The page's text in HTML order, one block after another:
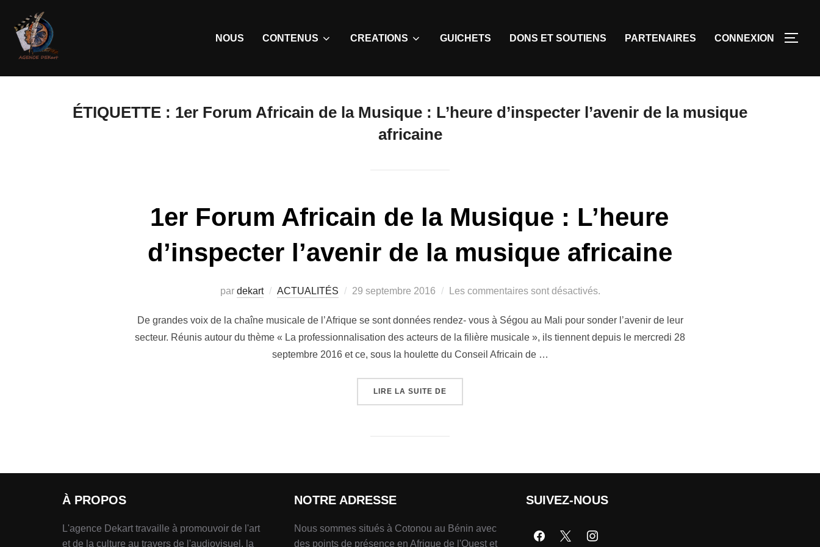
NOUS CONTENUS CREATIONS GUICHETS DONS ET SOUTIENS PARTENAIRES CONNEXION
ÉTIQUETTE : 1er Forum Africain de la Musique : L’heure d’inspecter l’avenir de la musique
africaine
1er Forum Africain de la Musique : L’heure
d’inspecter l’avenir de la musique africaine
par dekart ACTUALITÉS 29 septembre 2016 Les commentaires sont désactivés.
De grandes voix de la chaîne musicale de l’Afrique se sont données rendez- vous à Ségou au Mali pour sonder l’avenir de leur
secteur. Réunis autour du thème « La professionnalisation des acteurs de la filière musicale », ils tiennent depuis le mercredi 28
septembre 2016 et ce, sous la houlette du Conseil Africain de …
LIRE LA SUITE DE
À PROPOS
L'agence Dekart travaille à promouvoir de l'art
et de la culture au travers de l'audiovisuel, la
NOTRE ADRESSE
Nous sommes situés à Cotonou au Bénin avec
des points de présence en Afrique de l'Ouest et
SUIVEZ-NOUS